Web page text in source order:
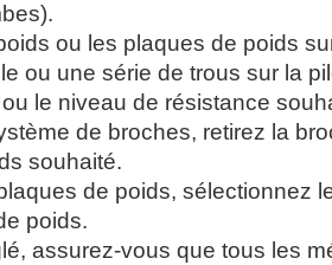
ou les plaques de poids
ou une série de trous sur la
le niveau de résistance
de broches, retirez la
souhaité.
de poids, sélectionnez
poids.
assurez-vous que tous les